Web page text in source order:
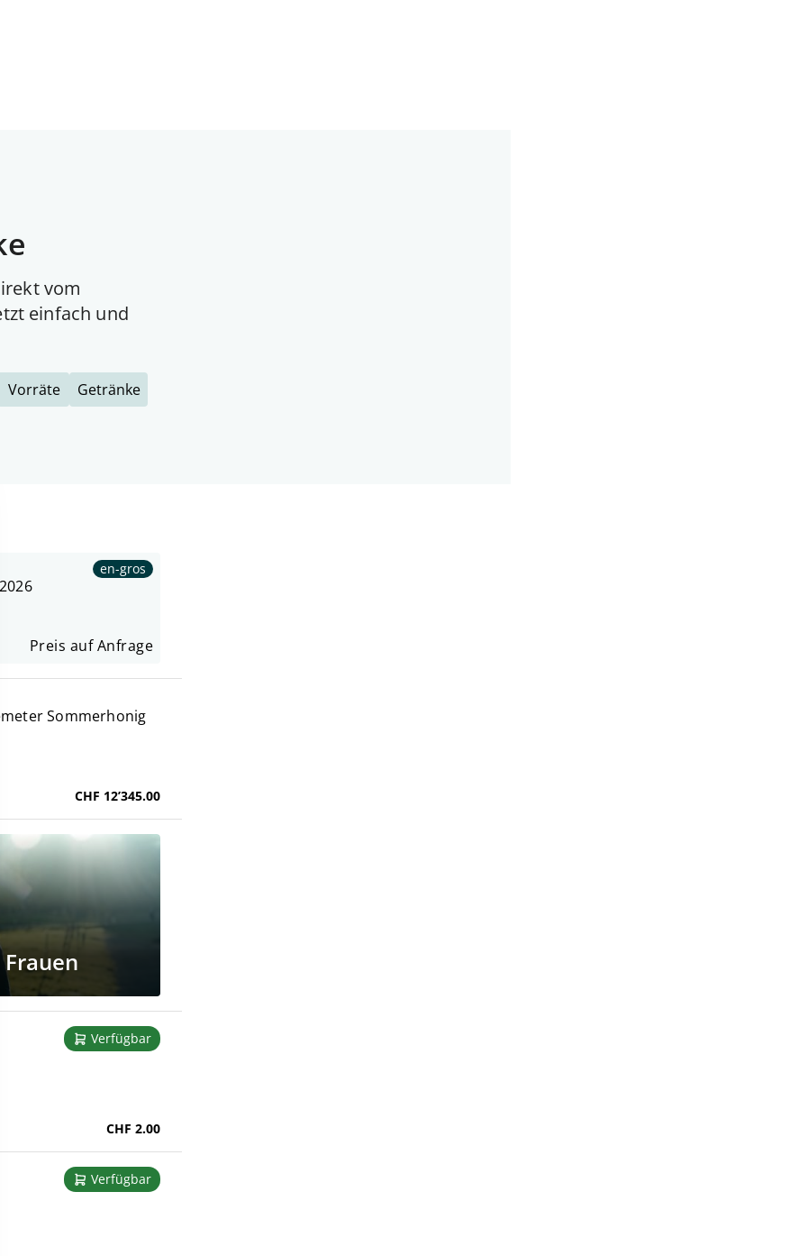
vom
einfach und
Vorräte
Getränke
en-gros
Preis auf Anfrage
Sommerhonig
CHF 12’345.00
Verfügbar
CHF 2.00
Verfügbar